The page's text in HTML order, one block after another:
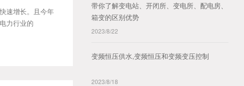
速增长。且今年
力行业的
带你了解变电站、开闭所、变电所、配电房、
箱变的区别优势
2023/8/22
变频恒压供水,变频恒压和变频变压控制
2023/8/18